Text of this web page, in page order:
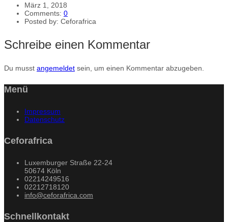
März 1, 2018
Comments: 0
Posted by: Ceforafrica
Schreibe einen Kommentar
Du musst angemeldet sein, um einen Kommentar abzugeben.
Menü
Impressum
Datenschutz
Ceforafrica
Luxemburger Straße 22-24
50674 Köln
02214249516
02212718120
info@ceforafrica.com
Schnellkontakt